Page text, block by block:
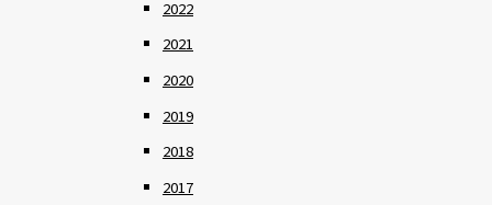
2022
2021
2020
2019
2018
2017